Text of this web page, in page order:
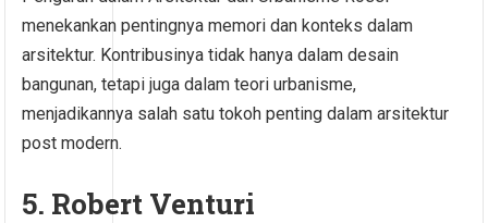
menekankan pentingnya memori dan konteks dalam
arsitektur. Kontribusinya tidak hanya dalam desain
bangunan, tetapi juga dalam teori urbanisme,
menjadikannya salah satu tokoh penting dalam arsitektur
post modern.
5. Robert Venturi